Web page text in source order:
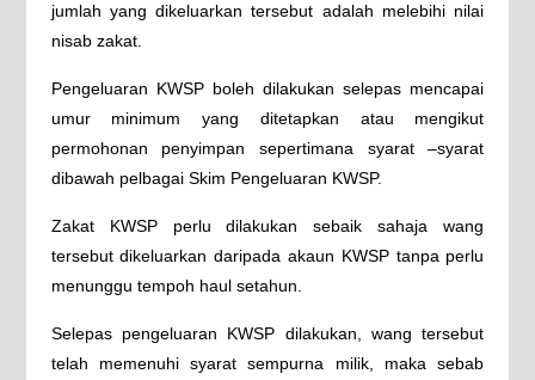
jumlah yang dikeluarkan tersebut adalah melebihi nilai
nisab zakat.
Pengeluaran KWSP boleh dilakukan selepas mencapai
umur minimum yang ditetapkan atau mengikut
permohonan penyimpan sepertimana syarat –syarat
dibawah pelbagai Skim Pengeluaran KWSP.
Zakat KWSP perlu dilakukan sebaik sahaja wang
tersebut dikeluarkan daripada akaun KWSP tanpa perlu
menunggu tempoh haul setahun.
Selepas pengeluaran KWSP dilakukan, wang tersebut
telah memenuhi syarat sempurna milik, maka sebab